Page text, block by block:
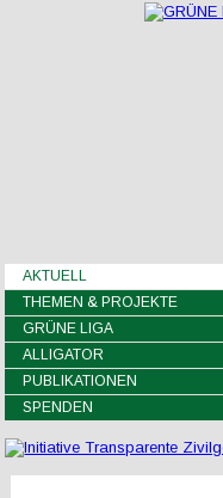
AKTUELL
THEMEN & PROJEKTE
GRÜNE LIGA
ALLIGATOR
PUBLIKATIONEN
SPENDEN